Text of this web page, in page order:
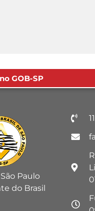
GOB-SP
Paulo
do Brasil